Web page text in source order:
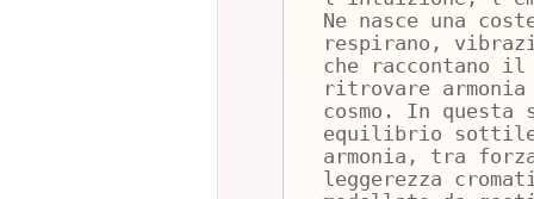
Ne nasce una
respirano,
che raccontano il
ritrovare
cosmo. In questa
equilibrio sottile
armonia, tra
leggerezza